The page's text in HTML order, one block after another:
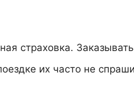
страховка.
их часто не